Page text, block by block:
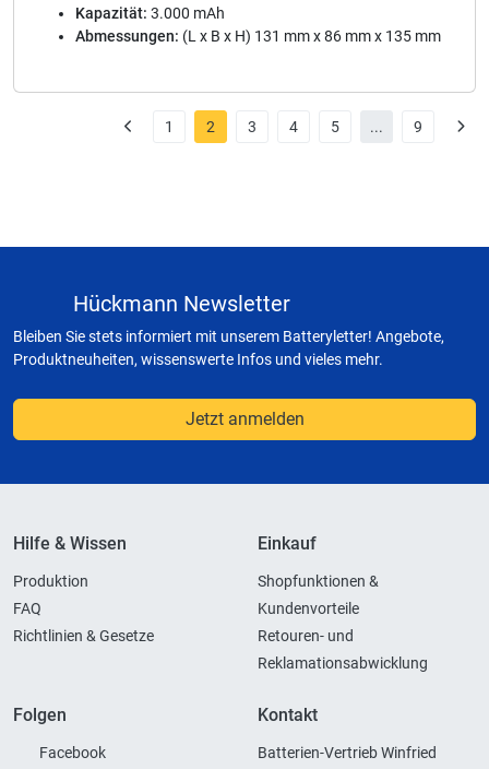
Kapazität: 3.000 mAh
Abmessungen: (L x B x H) 131 mm x 86 mm x 135 mm
1 2 3 4 5 ... 9
Hückmann Newsletter
Bleiben Sie stets informiert mit unserem Batteryletter! Angebote,
Produktneuheiten, wissenswerte Infos und vieles mehr.
Jetzt anmelden
Hilfe & Wissen
Produktion
FAQ
Richtlinien & Gesetze
Einkauf
Shopfunktionen &
Kundenvorteile
Retouren- und
Reklamationsabwicklung
Folgen
Facebook
Kontakt
Batterien-Vertrieb Winfried